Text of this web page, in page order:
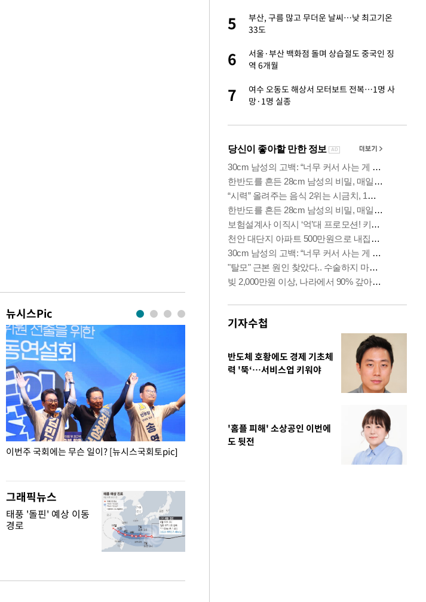
뉴시스Pic
이번주 국회에는 무슨 일이? [뉴시스국회토pic] 사진으로 보는
그래픽뉴스
태풍 '돌핀' 예상 이동
경로
5
부산, 구름 많고 무더운 날씨…낮 최고기온
33도
6
서울·부산 백화점 돌며 상습절도 중국인 징
역 6개월
7
여수 오동도 해상서 모터보트 전복…1명 사
망·1명 실종
기자수첩
반도체 호황에도 경제 기초체
력 '뚝‘…서비스업 키워야
'홈플 피해' 소상공인 이번에
도 뒷전